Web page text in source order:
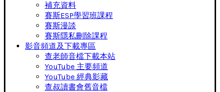
補充資料
賽斯ESP學習班課程
賽斯漫談
賽斯隱私刪除課程
影音頻道及下載專區
查老師音檔下載本站
YouTube 主要頻道
YouTube 經典影藏
查叔讀書會舊音檔